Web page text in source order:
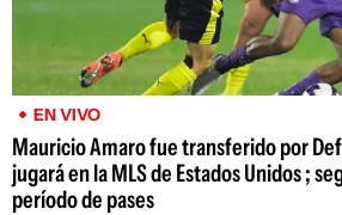
EN VIVO
Mauricio Amaro fue transferido por
jugará en la MLS de Estados Unidos ;
período de pases